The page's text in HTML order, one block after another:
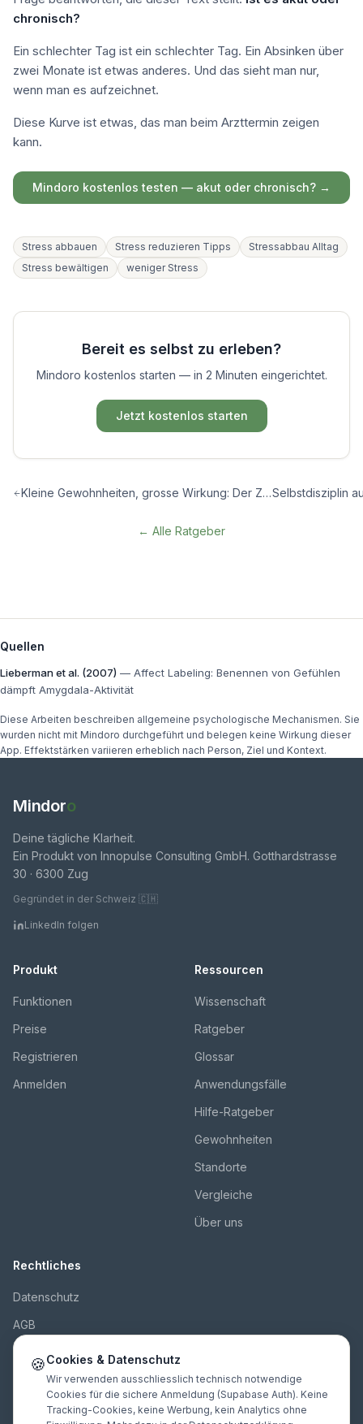
chronisch?
Ein schlechter Tag ist ein schlechter Tag. Ein Absinken über
zwei Monate ist etwas anderes. Und das sieht man nur,
wenn man es aufzeichnet.
Diese Kurve ist etwas, das man beim Arzttermin zeigen
kann.
Mindoro kostenlos testen — akut oder chronisch? →
Stress abbauen Stress reduzieren Tipps
Stressabbau Alltag
Stress bewältigen
weniger Stress
Bereit es selbst zu erleben?
Mindoro kostenlos starten — in 2 Minuten eingerichtet.
Jetzt kostenlos starten
Kleine Gewohnheiten, grosse Wirkung: Der Zinseszins der Veränderung
← Alle Ratgeber
Quellen
Lieberman et al. (2007) — Affect Labeling: Benennen von Gefühlen
dämpft Amygdala-Aktivität
Diese Arbeiten beschreiben allgemeine psychologische Mechanismen. Sie
wurden nicht mit Mindoro durchgeführt und belegen keine Wirkung dieser
App. Effektstärken variieren erheblich nach Person, Ziel und Kontext.
Mindoro
Deine tägliche Klarheit.
Ein Produkt von Innopulse Consulting GmbH. Gotthardstrasse
30 · 6300 Zug
Gegründet in der Schweiz 🇨🇭
LinkedIn folgen
Produkt
Funktionen
Preise
Registrieren
Anmelden
Ressourcen
Wissenschaft
Ratgeber
Glossar
Anwendungsfälle
Hilfe-Ratgeber
Gewohnheiten
Standorte
Vergleiche
Über uns
Rechtliches
Datenschutz
AGB
Impressum
Kontakt
🍪Cookies & Datenschutz
Wir verwenden ausschliesslich technisch notwendige
Cookies für die sichere Anmeldung (Supabase Auth). Keine
Tracking-Cookies, keine Werbung, kein Analytics ohne